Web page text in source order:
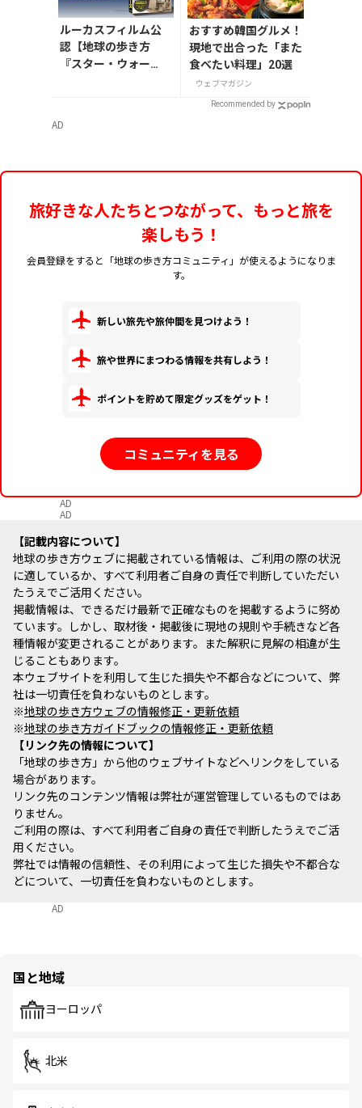
ルーカスフィルム公
認【地球の歩き方
『スター・ウォー
リバーシブル帯付き
おすすめ韓国グルメ！
現地で出合った「また
食べたい料理」20選
ウェブマガジン
Recommended by
AD
旅好きな人たちとつながって、もっと旅を
楽しもう！
会員登録をすると「地球の歩き方コミュニティ」が使えるようになりま
す。
新しい旅先や旅仲間を見つけよう！
旅や世界にまつわる情報を共有しよう！
ポイントを貯めて限定グッズをゲット！
コミュニティを見る
AD
AD
記載内容について
地球の歩き方ウェブに掲載されている情報は、ご利用の際の状況
に適しているか、すべて利用者ご自身の責任で判断していただい
たうえでご活用ください。
掲載情報は、できるだけ最新で正確なものを掲載するように努め
ています。しかし、取材後・掲載後に現地の規則や手続きなど各
種情報が変更されることがあります。また解釈に見解の相違が生
じることもあります。
本ウェブサイトを利用して生じた損失や不都合などについて、弊
社は一切責任を負わないものとします。
※地球の歩き方ウェブの情報修正・更新依頼
※地球の歩き方ガイドブックの情報修正・更新依頼
リンク先の情報について
「地球の歩き方」から他のウェブサイトなどへリンクをしている
場合があります。
リンク先のコンテンツ情報は弊社が運営管理しているものではあ
りません。
ご利用の際は、すべて利用者ご自身の責任で判断したうえでご活
用ください。
弊社では情報の信頼性、その利用によって生じた損失や不都合な
どについて、一切責任を負わないものとします。
AD
国と地域
ヨーロッパ
北米